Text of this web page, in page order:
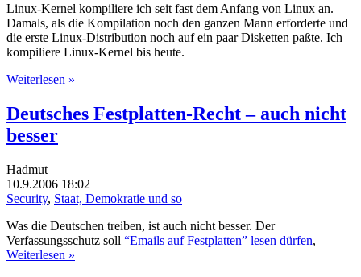
Linux-Kernel kompiliere ich seit fast dem Anfang von Linux an.
Damals, als die Kompilation noch den ganzen Mann erforderte und
die erste Linux-Distribution noch auf ein paar Disketten paßte. Ich
kompiliere Linux-Kernel bis heute.
Weiterlesen »
Deutsches Festplatten-Recht – auch nicht
besser
Hadmut
10.9.2006 18:02
Security, Staat, Demokratie und so
Was die Deutschen treiben, ist auch nicht besser. Der
Verfassungsschutz soll “Emails auf Festplatten” lesen dürfen,
Weiterlesen »